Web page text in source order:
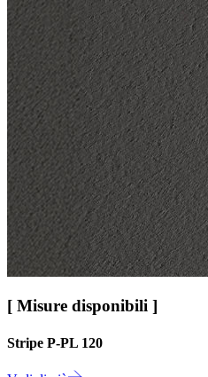
[ Misure disponibili ]
Stripe P-PL 120